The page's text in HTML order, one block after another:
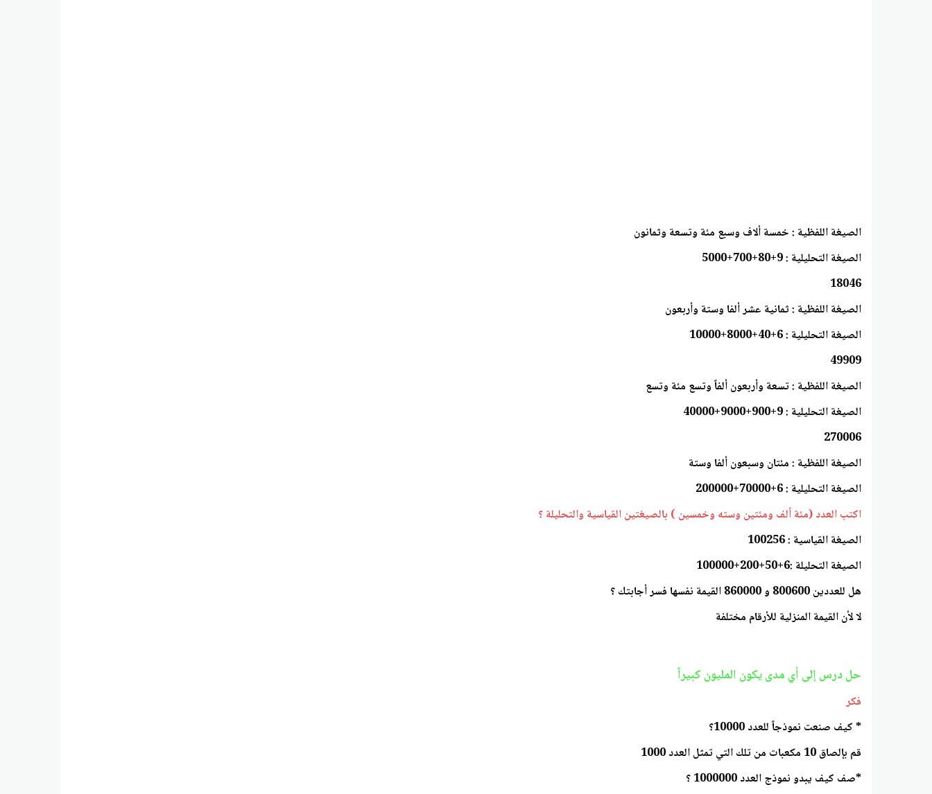
الصيغة اللفظية : خمسة ألاف وسبع مئة وتسعة وثمانون
الصيغة التحليلية : 9+80+700+5000
18046
الصيغة اللفظية : ثمانية عشر ألفا وستة وأربعون
الصيغة التحليلية : 6+40+8000+10000
49909
الصيغة اللفظية : تسعة وأربعون ألفاً وتسع مئة وتسع
الصيغة التحليلية : 9+900+9000+40000
270006
الصيغة اللفظية : مئتان وسبعون ألفا وستة
الصيغة التحليلية : 6+70000+200000
اكتب العدد (مئة ألف ومئتين وسته وخمسين ) بالصيغتين القياسية والتحليلة ؟
الصيغة القياسية : 100256
الصيغة التحليلة :6+50+200+100000
هل للعددين 800600 و 860000 القيمة نفسها فسر أجابتك ؟
لا لأن القيمة المنزلية للأرقام مختلفة
حل درس إلى أي مدى يكون المليون كبيراً
فكر
* كيف صنعت نموذجاً للعدد 10000؟
قم بإلصاق 10 مكعبات من تلك التي تمثل العدد 1000
*صف كيف يبدو نموذج العدد 1000000 ؟